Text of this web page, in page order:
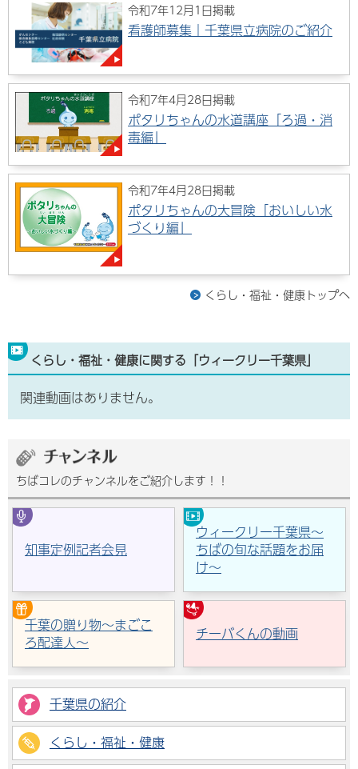
令和7年12月1日掲載
看護師募集｜千葉県立病院のご紹介
令和7年4月28日掲載
ポタリちゃんの水道講座「ろ過・消
毒編」
令和7年4月28日掲載
ポタリちゃんの大冒険「おいしい水
づくり編」
くらし・福祉・健康トップへ
くらし・福祉・健康に関する「ウィークリー千葉県」
関連動画はありません。
ちばコレのチャンネルをご紹介します！！
知事定例記者会見
ウィークリー千葉県～
ちばの旬な話題をお届
け～
千葉の贈り物～まごこ
ろ配達人～
チーバくんの動画
千葉県の紹介
くらし・福祉・健康